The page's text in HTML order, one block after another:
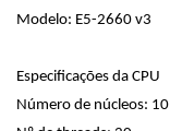
Modelo: E5-2660 v3
Especificações da CPU
Número de núcleos: 10